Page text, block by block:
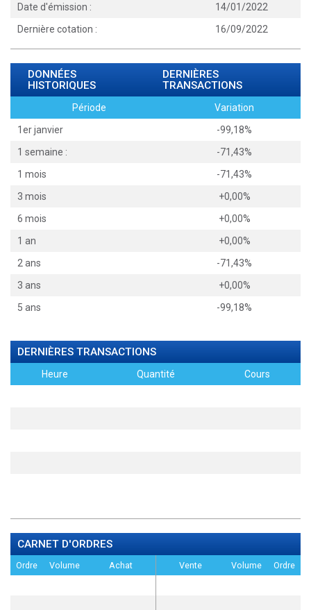
Date d'émission :
14/01/2022
Dernière cotation :
16/09/2022
DONNÉES
HISTORIQUES
DERNIÈRES
TRANSACTIONS
Période
Variation
1er janvier
-99,18%
1 semaine :
-71,43%
1 mois
-71,43%
3 mois
+0,00%
6 mois
+0,00%
1 an
+0,00%
2 ans
-71,43%
3 ans
+0,00%
5 ans
-99,18%
DERNIÈRES TRANSACTIONS
Heure Quantité Cours
CARNET D'ORDRES
Ordre Volume Achat Vente Volume Ordre